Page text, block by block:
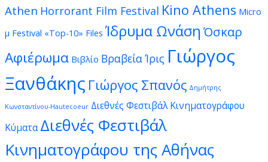
Athen Horrorant Film Festival Kino Athens Micro
μ Festival «Top-10» Files Ίδρυμα Ωνάση Όσκαρ
Αφιέρωμα Βιβλίο Βραβεία Ίρις Γιώργος
Ξανθάκης Γιώργος Σπανός Δημήτρης
Κωνσταντίνου-Hautecoeur Διεθνές Φεστιβάλ Κινηματογράφου
Κύματα Διεθνές Φεστιβάλ
Κινηματογράφου της Αθήνας